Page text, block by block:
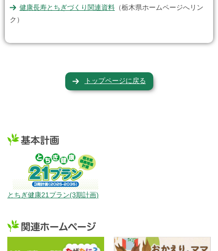
健康長寿とちぎづくり関連資料 （栃木県ホームページへリン
ク）
トップページに戻る
とちぎ健康21プラン(3期計画)